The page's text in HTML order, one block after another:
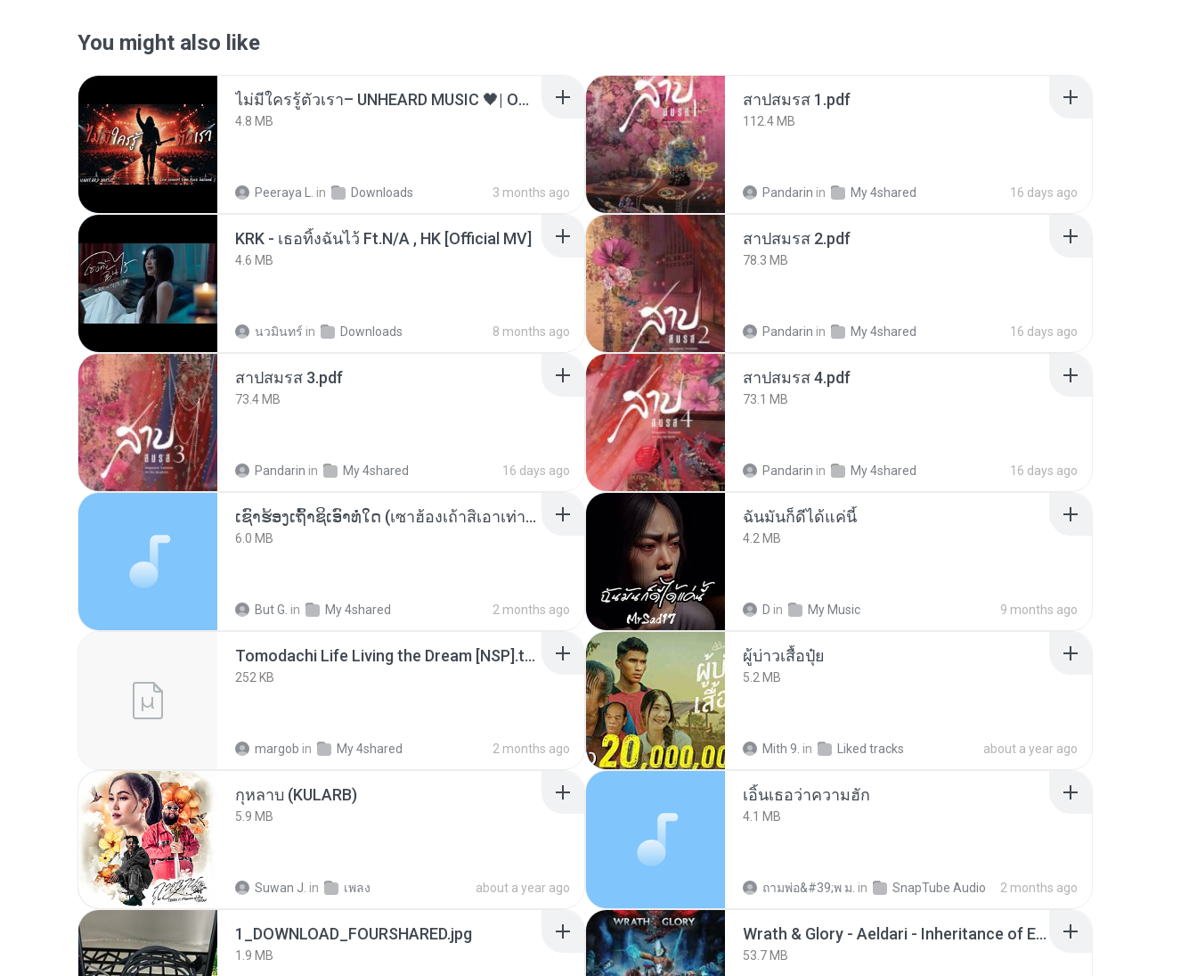
You might also like
ไม่มีใครรู้ตัวเรา– UNHEARD MUSIC 🖤| Official Lyric Video | เพลงสู้ชีวิต
4.8 MB
Peeraya L. in Downloads 3 months ago
สาปสมรส 1.pdf
112.4 MB
Pandarin in My 4shared 16 days ago
KRK - เธอทิ้งฉันไว้ Ft.N/A , HK [Official MV]
4.6 MB
นวมินทร์ in Downloads 8 months ago
สาปสมรส 2.pdf
78.3 MB
Pandarin in My 4shared 16 days ago
สาปสมรส 3.pdf
73.4 MB
Pandarin in My 4shared 16 days ago
สาปสมรส 4.pdf
73.1 MB
Pandarin in My 4shared 16 days ago
ເຊົາຮ້ອງເຖົ້າຊິເອົາທໍ່ໃດ (เซาฮ้องเถ้าสิเอาเท่าใด) ບຸນເກີດ ຫນູຫ່ວງ ft. ໂສພາ ຈຸນທະລາ
6.0 MB
But G. in My 4shared 2 months ago
ฉันมันก็ดีได้แค่นี้
4.2 MB
D in My Music 9 months ago
Tomodachi Life Living the Dream [NSP].torrent
252 KB
margob in My 4shared 2 months ago
ผู้บ่าวเสื้อปุ๋ย
5.2 MB
Mith 9. in Liked tracks about a year ago
กุหลาบ (KULARB)
5.9 MB
Suwan J. in เพลง about a year ago
เอิ้นเธอว่าความฮัก
4.1 MB
ถามพ่อ&#39;พ ม. in SnapTube Audio 2 months ago
1_DOWNLOAD_FOURSHARED.jpg
1.9 MB
Wrath & Glory - Aeldari - Inheritance of Embers.pdf
53.7 MB